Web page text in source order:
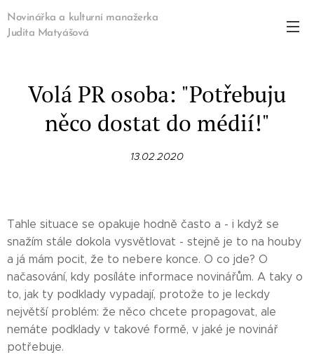
Novinářka a kulturní manažerka
Judita Matyášová
Volá PR osoba: "Potřebuju
něco dostat do médií!"
13.02.2020
Tahle situace se opakuje hodně často a - i když se
snažím stále dokola vysvětlovat - stejně je to na houby
a já mám pocit, že to nebere konce. O co jde? O
načasování, kdy posíláte informace novinářům. A taky o
to, jak ty podklady vypadají, protože to je leckdy
největší problém: že něco chcete propagovat, ale
nemáte podklady v takové formě, v jaké je novinář
potřebuje.